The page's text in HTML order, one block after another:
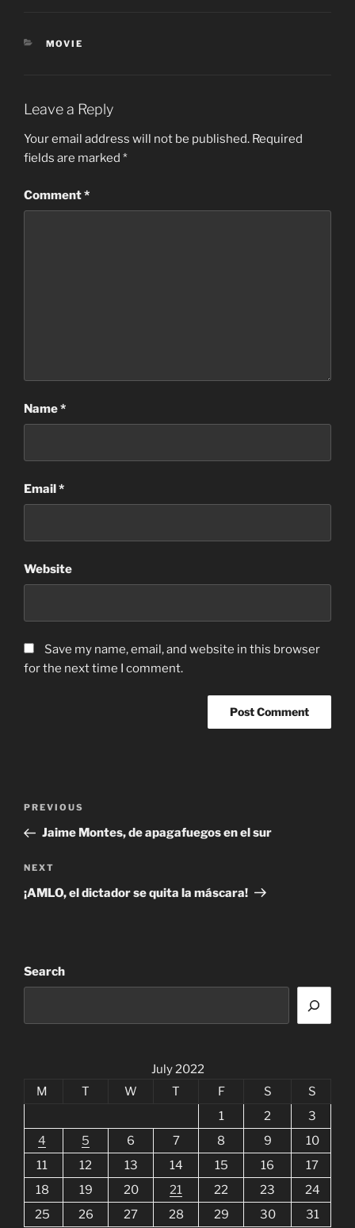
CATEGORIES
MOVIE
Leave a Reply
Your email address will not be published. Required
fields are marked *
Comment*
Name*
Email*
Website
Save my name, email, and website in this browser
for the next time I comment.
Previous
Post
PREVIOUS
Jaime Montes, de apagafuegos en el sur
Next
Post
NEXT
¡AMLO, el dictador se quita la máscara!
Search
July 2022
M
T W T F S
S
1
2
3
4
5 6 7 8 9
10
11
12 13 14 15 16
17
18
19 20 21 22 23
24
25
26 27 28 29 30 31